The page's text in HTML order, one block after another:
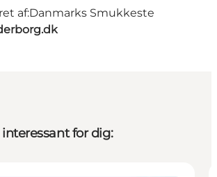
af:Danmarks Smukkeste
for dig: